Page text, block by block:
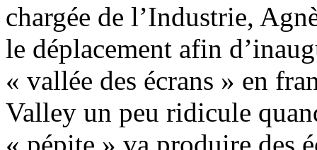
chargée de l’Industrie,
le déplacement afin
« vallée des écrans » en
Valley un peu ridicule
« pépite » va produire des